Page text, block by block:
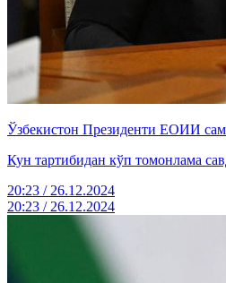
Ўзбекистон Президенти ЕОИИ
Кун тартибидан кўп томонлама
20:23 / 26.12.2024
20:23 / 26.12.2024